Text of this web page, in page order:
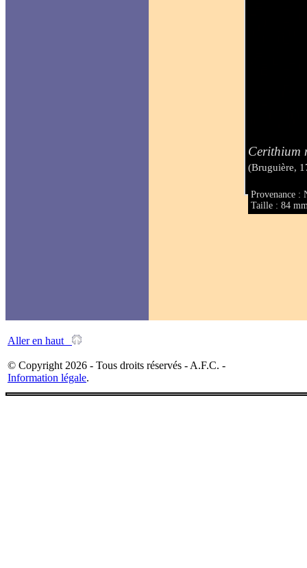
Cerithium
(Bruguière,
Provenance :
Taille : 84
Aller en haut
© Copyright 2026 - Tous droits réservés - A.F.C. -
Information légale.